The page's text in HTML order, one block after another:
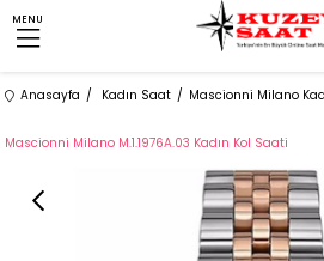
MENU
Anasayfa Kadın Saat Mascionni Milano
Mascionni Milano M.1.1976A.03 Kadın Kol Saati